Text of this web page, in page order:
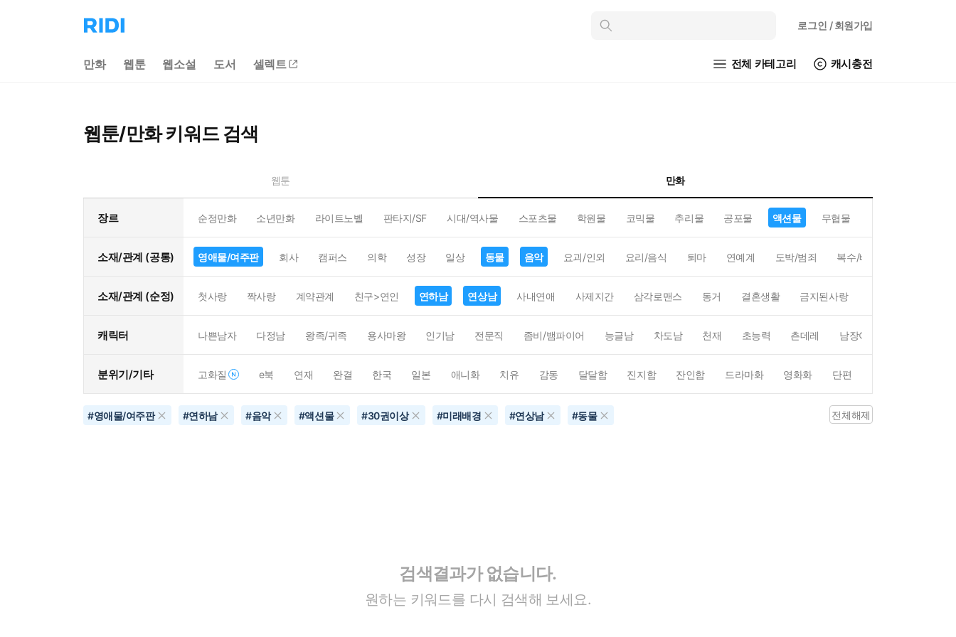
리
디
으
인
로그인 / 회원가입
만화 웹툰 웹소설 도서 셀렉트 전체 카테고리 캐시충전
웹툰/만화 키워드 검색
웹툰 만화
장르 순정만화 소년만화 라이트노벨 판타지/SF 시대/역사물 스포츠물 학원물 코믹물 추리물 공포물 액션물 무협물
소재/관계 (공통) 영애물/여주판 회사 캠퍼스 의학 성장 일상 동물 음악 요괴/인외 요리/음식 퇴마 연예계 도박/범죄 복수/배신
소재/관계 (순정) 첫사랑 짝사랑 계약관계 친구>연인 연하남 연상남 사내연애 사제지간 삼각로맨스 동거 결혼생활 금지된사랑
캐릭터 나쁜남자 다정남 왕족/귀족 용사마왕 인기남 전문직 좀비/뱀파이어 능글남 차도남 천재 초능력 츤데레 남장여자
분위기/기타 고화질 e북 연재 완결 한국 일본 애니화 치유 감동 달달함 진지함 잔인함 드라마화 영화화 단편
#영애물/여주판 #연하남 #음악 #액션물 #30권이상 #미래배경 #연상남 #동물 전체해제
검색결과가 없습니다.
원하는 키워드를 다시 검색해 보세요.